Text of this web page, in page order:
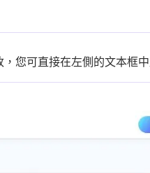
您可直接在左側的文本框